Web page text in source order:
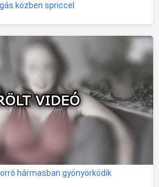
közben spriccel
hármasban gyönyörködik